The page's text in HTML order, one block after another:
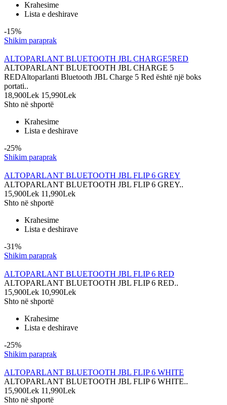
Krahesime
Lista e deshirave
-15%
Shikim paraprak
ALTOPARLANT BLUETOOTH JBL CHARGE5RED
ALTOPARLANT BLUETOOTH JBL CHARGE 5
REDAltoparlanti Bluetooth JBL Charge 5 Red është një boks
portati..
18,900Lek 15,990Lek
Shto në shportë
Krahesime
Lista e deshirave
-25%
Shikim paraprak
ALTOPARLANT BLUETOOTH JBL FLIP 6 GREY
ALTOPARLANT BLUETOOTH JBL FLIP 6 GREY..
15,900Lek 11,990Lek
Shto në shportë
Krahesime
Lista e deshirave
-31%
Shikim paraprak
ALTOPARLANT BLUETOOTH JBL FLIP 6 RED
ALTOPARLANT BLUETOOTH JBL FLIP 6 RED..
15,900Lek 10,990Lek
Shto në shportë
Krahesime
Lista e deshirave
-25%
Shikim paraprak
ALTOPARLANT BLUETOOTH JBL FLIP 6 WHITE
ALTOPARLANT BLUETOOTH JBL FLIP 6 WHITE..
15,900Lek 11,990Lek
Shto në shportë